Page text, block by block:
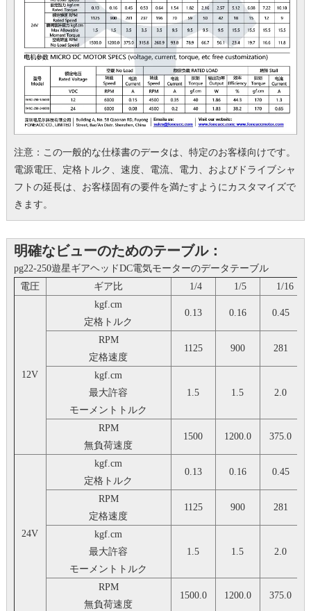
注意：この一般的な仕様書のデータは、特定のお客様向けです。
電源電圧、定格トルク、速度、電流、電力、およびドライブシャ
フトの延長は、お客様固有の要件を満たすようにカスタマイズで
きます。
明確なビューのためのテーブル：
pg22-250遊星ギアヘッドDC電気モーターのデータテーブル
電圧
ギア比 1/4 1/5 1/16
12V
kgf.cm
定格トルク
0.13 0.16 0.45
RPM
定格速度
1125 900 281
kgf.cm
最大許容
モーメントトルク
1.5 1.5 2.0
RPM
無負荷速度
1500 1200.0 375.0
24V
kgf.cm
定格トルク
0.13 0.16 0.45
RPM
定格速度
1125 900 281
kgf.cm
最大許容
モーメントトルク
1.5 1.5 2.0
RPM
無負荷速度
1500.0 1200.0 375.0